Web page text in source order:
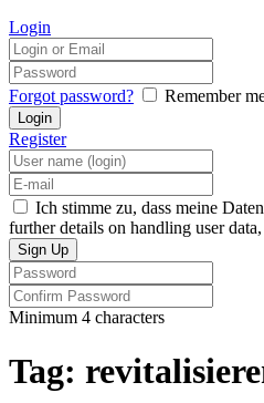
Login
Forgot password? Remember
Register
Ich stimme zu, dass meine
further details on handling user
Minimum 4 characters
Tag: